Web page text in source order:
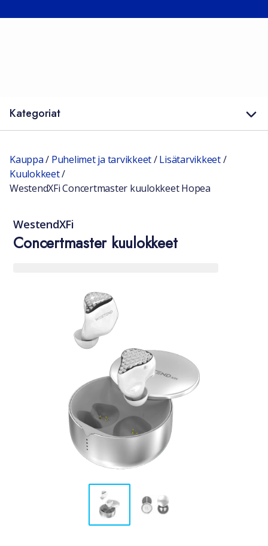
Kategoriat
Kauppa/ Puhelimet ja tarvikkeet/Lisätarvikkeet/
Kuulokkeet/
WestendXFi Concertmaster kuulokkeet Hopea
Concertmaster kuulokkeet
WestendXFi